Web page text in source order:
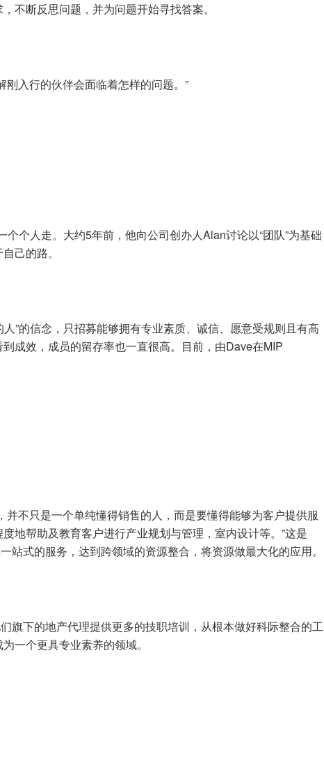
不断反思问题，并为问题开始寻找答案。
入行的伙伴会面临着怎样的问题。”
个人走。大约5年前，他向公司创办人Alan讨论以“团队”为基础
己的路。
”的信念，只招募能够拥有专业素质、诚信、愿意受规则且有高
成效，成员的留存率也一直很高。目前，由Dave在MIP
并不只是一个单纯懂得销售的人，而是要懂得能够为客户提供服
地帮助及教育客户进行产业规划与管理，室内设计等。”这是
站式的服务，达到跨领域的资源整合，将资源做最大化的应用。
旗下的地产代理提供更多的技职培训，从根本做好科际整合的工
一个更具专业素养的领域。